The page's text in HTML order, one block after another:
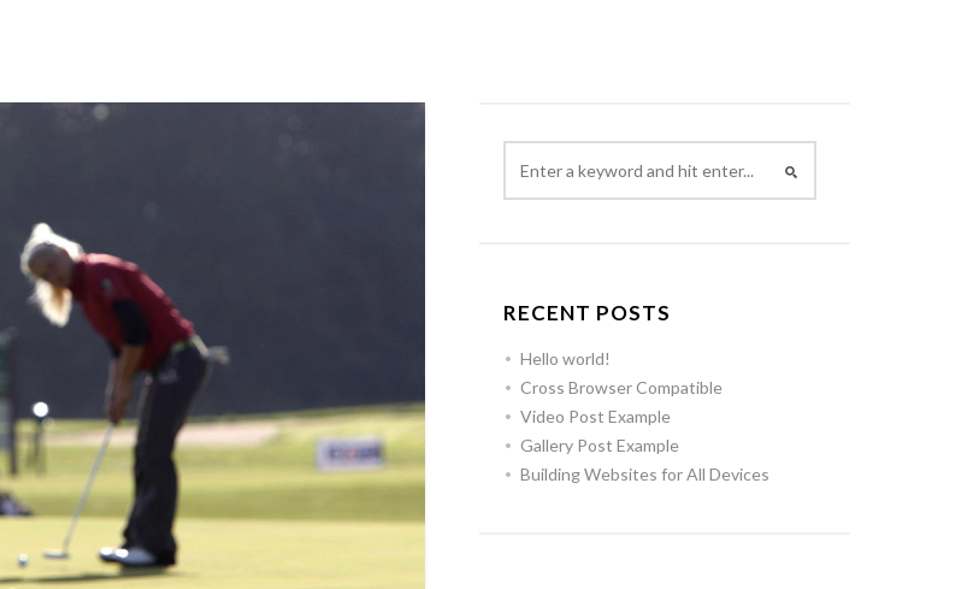
RECENT POSTS
Hello world!
Cross Browser Compatible
Video Post Example
Gallery Post Example
Building Websites for All Devices